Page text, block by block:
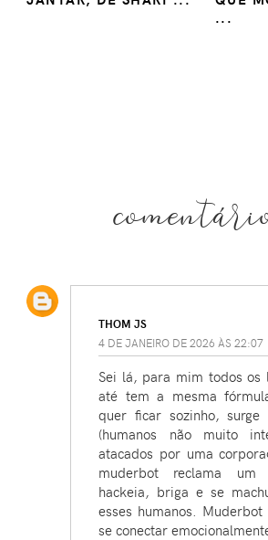
...
THOM JS
4 DE JANEIRO DE 2026 ÀS 22:07
Sei lá, para mim todos os
até tem a mesma
quer ficar sozinho, surge
(humanos não muito
atacados por uma
muderbot reclama um
hackeia, briga e se
esses humanos.
se conectar